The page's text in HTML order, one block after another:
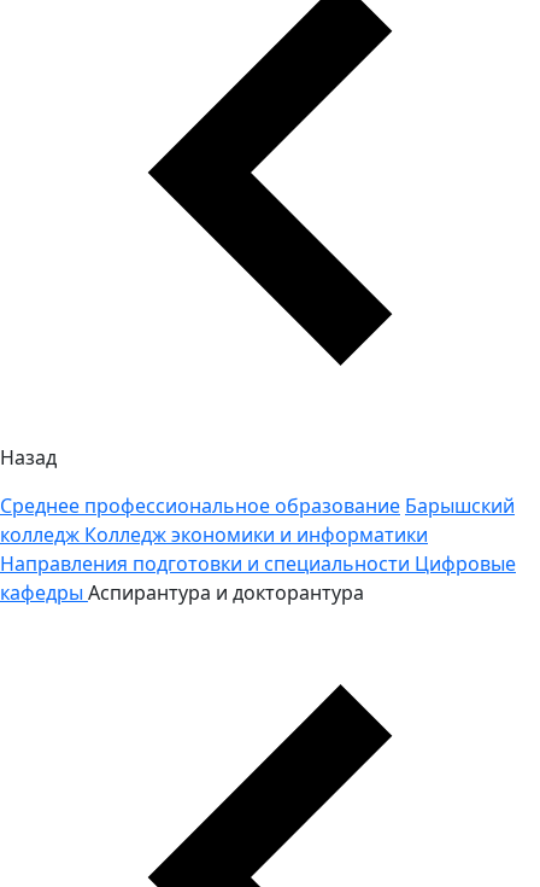
Назад
Среднее профессиональное образование Барышский
колледж Колледж экономики и информатики
Направления подготовки и специальности Цифровые
кафедры Аспирантура и докторантура